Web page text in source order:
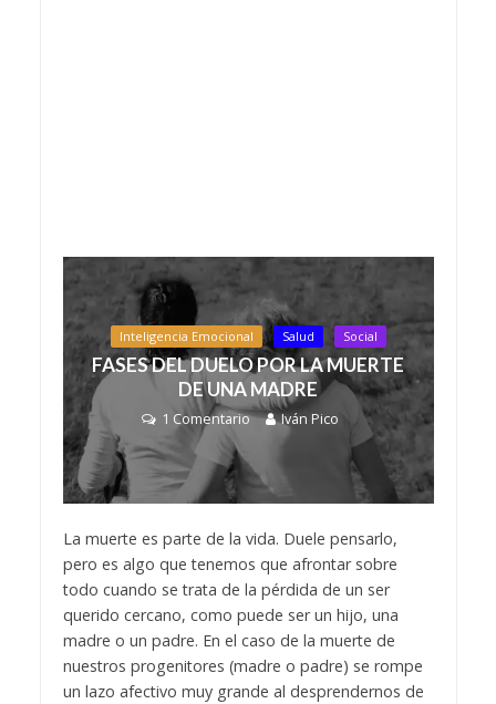
Inteligencia Emocional Salud Social
FASES DEL DUELO POR LA MUERTE
DE UNA MADRE
1 Comentario Iván Pico
La muerte es parte de la vida. Duele pensarlo,
pero es algo que tenemos que afrontar sobre
todo cuando se trata de la pérdida de un ser
querido cercano, como puede ser un hijo, una
madre o un padre. En el caso de la muerte de
nuestros progenitores (madre o padre) se rompe
un lazo afectivo muy grande al desprendernos de